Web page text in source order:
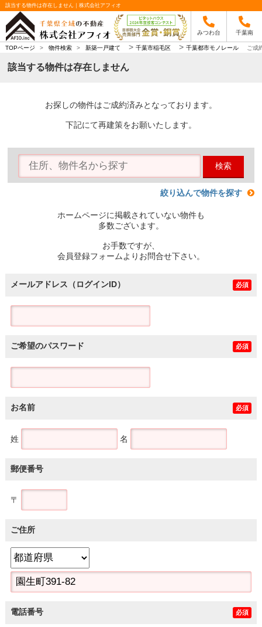
該当する物件は存在しません｜株式会社アフィオ
みつわ台 千葉南
TOPページ > 物件検索 > 新築一戸建て > 千葉市稲毛区 > 千葉都市モノレール ご成
該当する物件は存在しません
お探しの物件はご成約済みとなっております。
下記にて再建策をお願いたします。
検索
絞り込んで物件を探す
ホームページに掲載されていない物件も
多数ございます。
お手数ですが、
会員登録フォームよりお問合せ下さい。
メールアドレス（ログインID） 必須
ご希望のパスワード 必須
お名前 必須
姓 名
郵便番号
〒
ご住所
電話番号 必須